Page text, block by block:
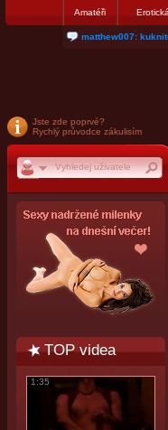
Amatéři
nanosekunda187:
Jste zde poprvé?
Rychlý průvodce zákulisím
TOP videa
1:35